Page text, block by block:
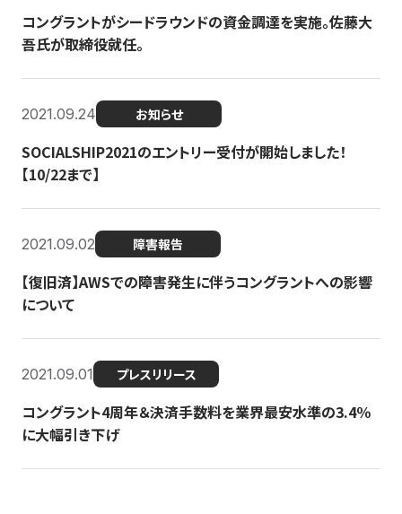
コングラントがシードラウンドの資金調達を実施。佐藤大
吾氏が取締役就任。
2021.09.24 お知らせ
SOCIALSHIP2021のエントリー受付が開始しました！
【10/22まで】
2021.09.02 障害報告
【復旧済】AWSでの障害発生に伴うコングラントへの影響
について
2021.09.01 プレスリリース
コングラント4周年＆決済手数料を業界最安水準の3.4％
に大幅引き下げ